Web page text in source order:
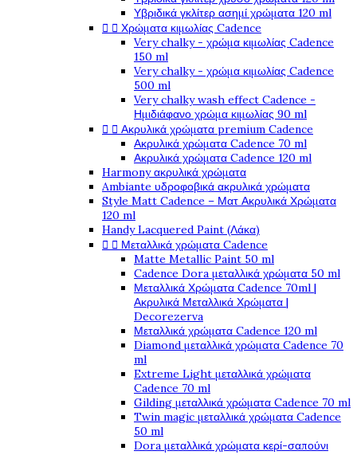
Υβριδικά γκλίτερ ασημί χρώματα 120 ml
  Χρώματα κιμωλίας Cadence
Very chalky - χρώμα κιμωλίας Cadence
150 ml
Very chalky - χρώμα κιμωλίας Cadence
500 ml
Very chalky wash effect Cadence -
Ημιδιάφανο χρώμα κιμωλίας 90 ml
  Ακρυλικά χρώματα premium Cadence
Ακρυλικά χρώματα Cadence 70 ml
Ακρυλικά χρώματα Cadence 120 ml
Harmony ακρυλικά χρώματα
Ambiante υδροφοβικά ακρυλικά χρώματα
Style Matt Cadence – Ματ Ακρυλικά Χρώματα
120 ml
Handy Lacquered Paint (Λάκα)
  Μεταλλικά χρώματα Cadence
Matte Metallic Paint 50 ml
Cadence Dora μεταλλικά χρώματα 50 ml
Μεταλλικά Χρώματα Cadence 70ml |
Ακρυλικά Μεταλλικά Χρώματα |
Decorezerva
Μεταλλικά χρώματα Cadence 120 ml
Diamond μεταλλικά χρώματα Cadence 70
ml
Extreme Light μεταλλικά χρώματα
Cadence 70 ml
Gilding μεταλλικά χρώματα Cadence 70 ml
Twin magic μεταλλικά χρώματα Cadence
50 ml
Dora μεταλλικά χρώματα κερί-σαπούνι